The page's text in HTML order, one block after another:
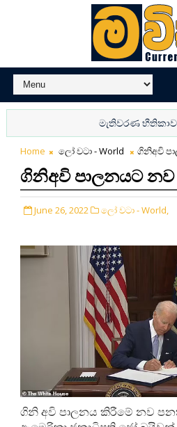
මැතිවරණ භීතිකාව
Home ලෝ වටා - World ගිනිඅවි
ගිනිඅවි පාලනයට
June 26, 2022 ලෝ වටා - World,
ගිනි අවි පාලනය කිරීමේ නව